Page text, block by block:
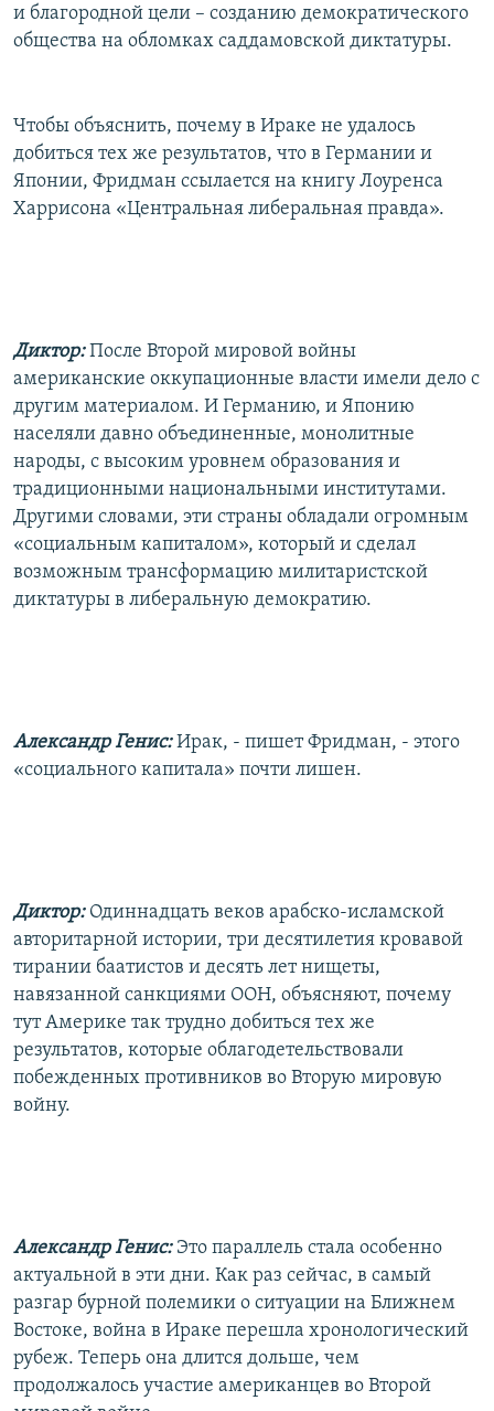
и благородной цели – созданию демократического
общества на обломках саддамовской диктатуры.
Чтобы объяснить, почему в Ираке не удалось
добиться тех же результатов, что в Германии и
Японии, Фридман ссылается на книгу Лоуренса
Харрисона «Центральная либеральная правда».
Диктор:После Второй мировой войны
американские оккупационные власти имели дело с
другим материалом. И Германию, и Японию
населяли давно объединенные, монолитные
народы, с высоким уровнем образования и
традиционными национальными институтами.
Другими словами, эти страны обладали огромным
«социальным капиталом», который и сделал
возможным трансформацию милитаристской
диктатуры в либеральную демократию.
Александр Генис:Ирак, - пишет Фридман, - этого
«социального капитала» почти лишен.
Диктор: Одиннадцать веков арабско-исламской
авторитарной истории, три десятилетия кровавой
тирании баатистов и десять лет нищеты,
навязанной санкциями ООН, объясняют, почему
тут Америке так трудно добиться тех же
результатов, которые облагодетельствовали
побежденных противников во Вторую мировую
войну.
Александр Генис: Это параллель стала особенно
актуальной в эти дни. Как раз сейчас, в самый
разгар бурной полемики о ситуации на Ближнем
Востоке, война в Ираке перешла хронологический
рубеж. Теперь она длится дольше, чем
продолжалось участие американцев во Второй